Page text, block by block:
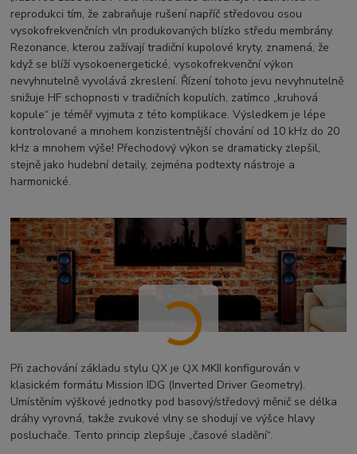
reprodukci tím, že zabraňuje rušení napříč středovou osou
vysokofrekvenčních vln produkovaných blízko středu membrány.
Rezonance, kterou zažívají tradiční kupolové kryty, znamená, že
když se blíží vysokoenergetické, vysokofrekvenční výkon
nevyhnutelně vyvolává zkreslení. Řízení tohoto jevu nevyhnutelně
snižuje HF schopnosti v tradičních kopulích, zatímco „kruhová
kopule“ je téměř vyjmuta z této komplikace. Výsledkem je lépe
kontrolované a mnohem konzistentnější chování od 10 kHz do 20
kHz a mnohem výše! Přechodový výkon se dramaticky zlepšil,
stejně jako hudební detaily, zejména podtexty nástroje a
harmonické.
Při zachování základu stylu QX je QX MKII konfigurován v
klasickém formátu Mission IDG (Inverted Driver Geometry).
Umístěním výškové jednotky pod basový/středový měnič se délka
dráhy vyrovná, takže zvukové vlny se shodují ve výšce hlavy
posluchače. Tento princip zlepšuje „časové sladění“.